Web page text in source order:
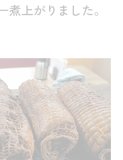
上がりました。